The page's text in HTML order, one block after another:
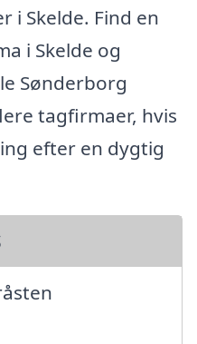
i Skelde. Find en
i Skelde og
Sønderborg
tagfirmaer, hvis
efter en dygtig